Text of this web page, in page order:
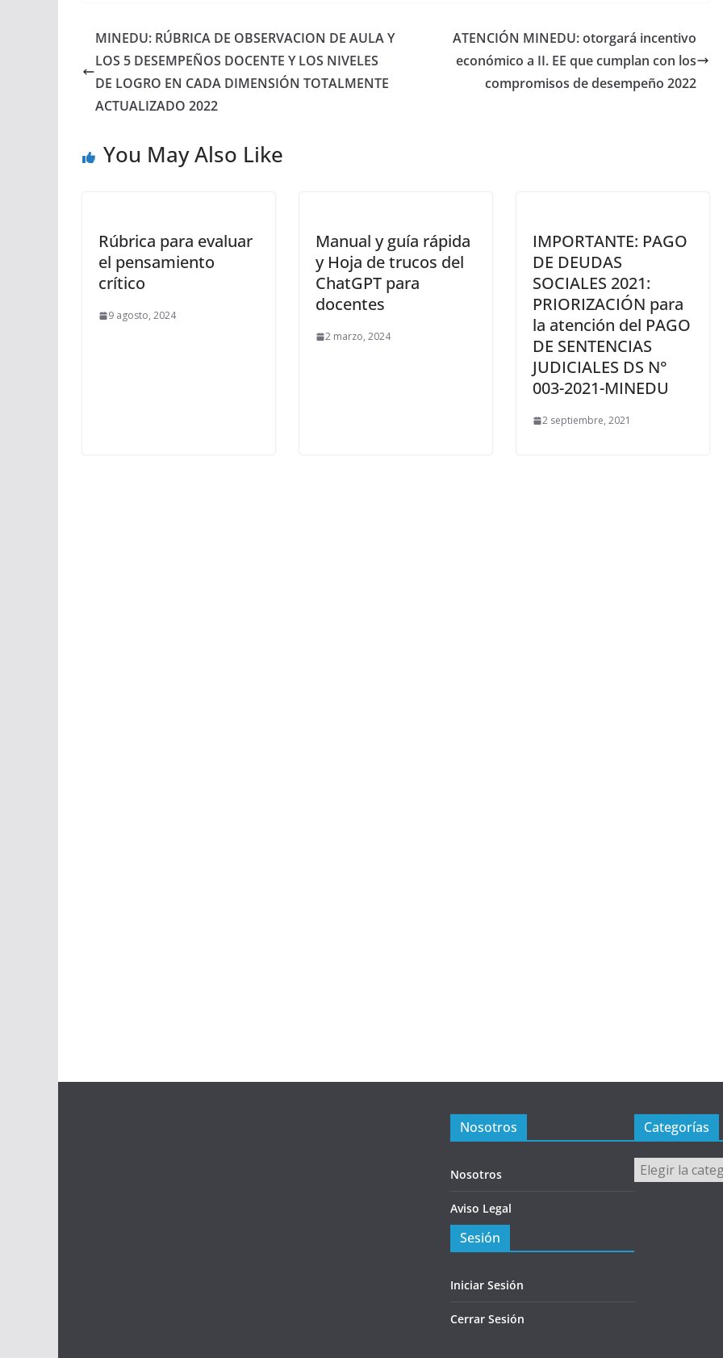
MINEDU: RÚBRICA DE OBSERVACION DE AULA Y
LOS 5 DESEMPEÑOS DOCENTE Y LOS NIVELES
DE LOGRO EN CADA DIMENSIÓN TOTALMENTE
ACTUALIZADO 2022
ATENCIÓN MINEDU: otorgará incentivo
económico a II. EE que cumplan con los
compromisos de desempeño 2022
You May Also Like
Rúbrica para evaluar
el pensamiento
crítico
9 agosto, 2024
Manual y guía rápida
y Hoja de trucos del
ChatGPT para
docentes
2 marzo, 2024
IMPORTANTE: PAGO
DE DEUDAS
SOCIALES 2021:
PRIORIZACIÓN para
la atención del PAGO
DE SENTENCIAS
JUDICIALES DS N°
003-2021-MINEDU
2 septiembre, 2021
Nosotros
Nosotros
Aviso Legal
Sesión
Iniciar Sesión
Cerrar Sesión
Categorías
Categorías